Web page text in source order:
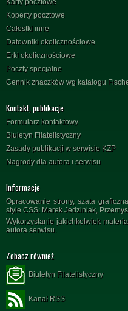
Karty pocztowe
Koperty pocztowe
Całostki inne
Datowniki okolicznościowe
Erki okolicznościowe
Poczty specjalne
Cennik znaczków wg katalogu
Kontakt, publikacje
Formularz kontaktowy
Biuletyn Filatelistyczny
Zasady publikacji w serwisie KZP
Nagrody dla autora i serwisu
Informacje
Opracowanie strony, szata
style CSS: Marek Jedziniak,
Wykorzystanie jakichkolwiek
autora serwisu.
Zobacz również
Biuletyn Filatelistyczny
Kanał RSS